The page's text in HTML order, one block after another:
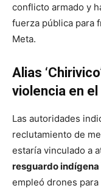
conflicto armado y
fuerza pública para
Meta.
Alias
violencia en
Las autoridades
reclutamiento de
estaría vinculado a
resguardo indígena
empleó drones